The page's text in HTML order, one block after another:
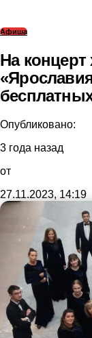
Афиша
На
Опубликовано:
3 года назад
от
27.11.2023, 14:19